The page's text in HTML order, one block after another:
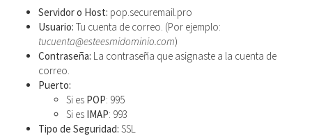
Servidor o Host: pop.securemail.pro
Usuario: Tu cuenta de correo. (Por ejemplo:
tucuenta@esteesmidominio.com)
Contraseña: La contraseña que asignaste a la cuenta de
correo.
Puerto:
Si es POP: 995
Si es IMAP: 993
Tipo de Seguridad: SSL